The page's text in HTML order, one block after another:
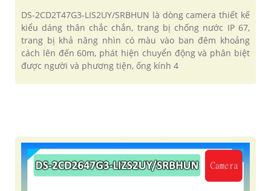
DS-2CD2T47G3-LIS2UY/SRBHUN là dòng camera thiết kế
kiểu dáng thân chắc chắn, trang bị chống nước IP 67,
trang bị khả năng nhìn có màu vào ban đêm khoảng
cách lên đến 60m, phát hiện chuyển động và phân biệt
được người và phương tiện, ống kính 4